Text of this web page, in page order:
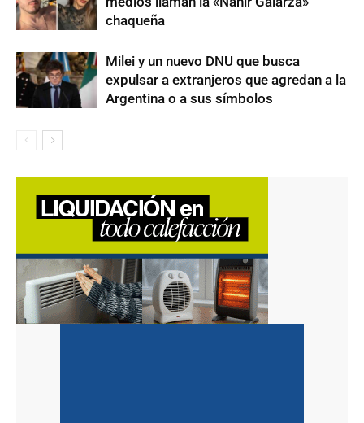
chaqueña
Milei y un nuevo DNU que busca
expulsar a extranjeros que agredan a la
Argentina o a sus símbolos